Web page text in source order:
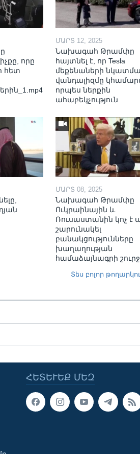
որը
հետ
ՄԱՐՏ 12, 2025
Նախագահ Թրամփը
հայտնել է, որ Tesla
մեքենաների
վանդալիզմը
որպես ներքին
ահաբեկչություն
ՄԱՐՏ 08, 2025
Նախագահ Թրամփը
Ուկրաինային և
Ռուսաստանին կոչ է
շարունակել
բանակցությունները
խաղաղության
համաձայնագրի շուրջ
Տես բոլոր
ՀԵՏԵՒԵՔ ՄԵԶ